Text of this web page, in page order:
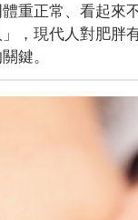
重正常、看起來
，現代人對肥胖
鍵。